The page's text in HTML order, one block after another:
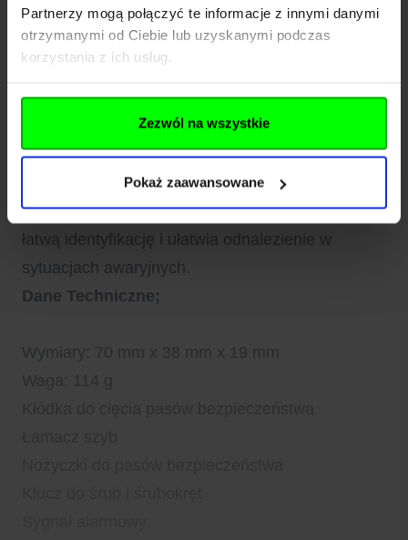
Partnerzy mogą połączyć te informacje z innymi danymi
otrzymanymi od Ciebie lub uzyskanymi podczas
korzystania z ich usług.
Zezwól na wszystkie
Pokaż zaawansowane
Zalety tego produktu to jego wielofunkcyjność,
łatwość użycia i przenoszenia, solidna konstrukcja
wykonana z trwałych materiałów, a także
dodatkowe funkcje takie jak latarka LED, klips
umożliwiający przymocowanie narzędzia do
ubrania lub kluczy oraz możliwość dopasowania
rozmiaru klucza do śrub różnych rozmiarów.
Ponadto, czerwony kolor narzędzia zapewnia
łatwą identyfikację i ułatwia odnalezienie w
sytuacjach awaryjnych.
Dane Techniczne;
Wymiary: 70 mm x 38 mm x 19 mm